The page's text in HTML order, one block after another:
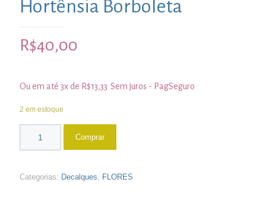
Hortênsia Borboleta
R$40,00
Ou em até 3x de R$13,33 Sem juros - PagSeguro
2 em estoque
Comprar
Categorias: Decalques, FLORES